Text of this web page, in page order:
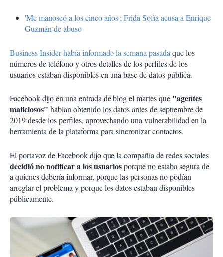
'Me manoseó a los cinco años'; Frida Sofía acusa a Enrique
Guzmán de abuso
Business Insider había informado la semana pasadaque los
números de teléfono y otros detalles de los perfiles de los
usuarios estaban disponibles en una base de datos pública.
Facebook dijo en una entrada de blog el martes que "agentes
maliciosos" habían obtenido los datos antes de septiembre de
2019 desde los perfiles, aprovechando una vulnerabilidad en la
herramienta de la plataforma para sincronizar contactos.
El portavoz de Facebook dijo que la compañía de redes sociales
decidió no notificar a los usuariosporque no estaba segura de
a quienes debería informar, porque las personas no podían
arreglar el problema y porque los datos estaban disponibles
públicamente.